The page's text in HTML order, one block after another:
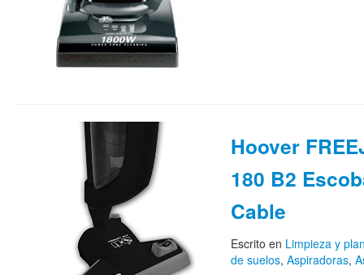
Hoover
180 B2
Cable
Escrito en Limpieza y
de suelos, Aspiradoras,